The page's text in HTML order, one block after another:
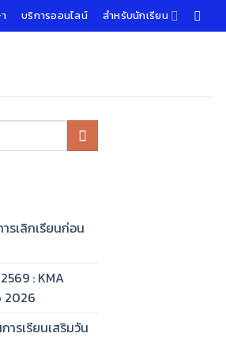
บริการออนไลน์ สำหรับนักเรียน
รเลิกเรียนก่อน
: KMA
2026
ารเรียนเสริมวัน